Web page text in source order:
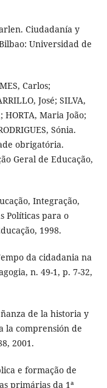
Ciudadanía y
Universidad de
Carlos;
José; SILVA,
Maria João;
Sónia.
obrigatória.
Geral de Educação,
Integração,
Políticas para o
1998.
da cidadania na
n. 49-1, p. 7-32,
de la historia y
la comprensión de
2001.
e formação de
primárias da 1ª